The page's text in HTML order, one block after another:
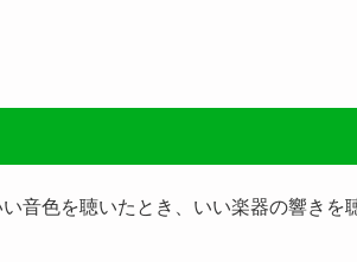
音色を聴いたとき、いい楽器の響き